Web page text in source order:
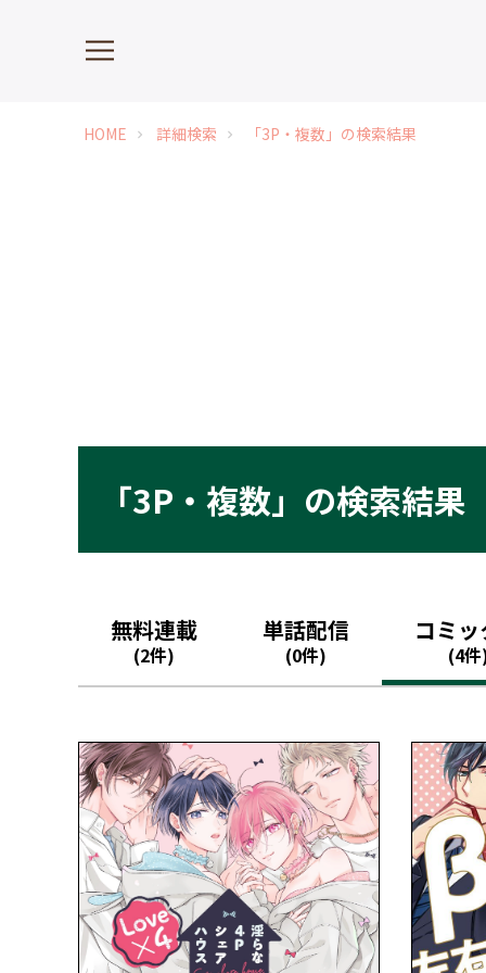
HOME chevron_right 詳細検索 chevron_right 「3P・複数」の検索結果
「3P・複数」の検索結果
無料連載
(2件)
単話配信
(0件)
コミッ
(4